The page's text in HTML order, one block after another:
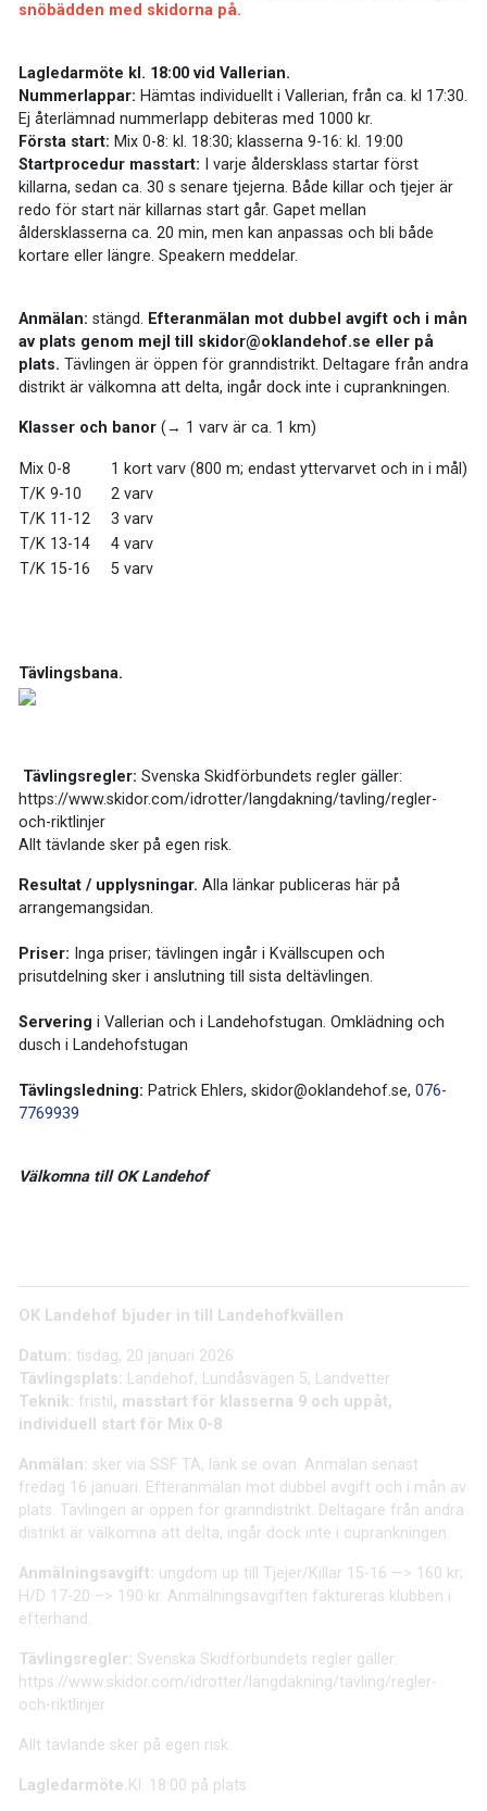
snöbädden med skidorna på.
Lagledarmöte kl. 18:00 vid Vallerian.
Nummerlappar: Hämtas individuellt i Vallerian, från ca. kl 17:30.
Ej återlämnad nummerlapp debiteras med 1000 kr.
Första start: Mix 0-8: kl. 18:30; klasserna 9-16: kl. 19:00
Startprocedur masstart:
I varje åldersklass startar först
killarna, sedan ca. 30 s senare tjejerna. Både killar och tjejer är
redo för start när killarnas start går. Gapet mellan
åldersklasserna ca. 20 min, men kan anpassas och bli både
kortare eller längre. Speakern meddelar.
Anmälan: stängd. Efteranmälan mot dubbel avgift och i mån
av plats genom mejl till skidor@oklandehof.se eller på
plats. Tävlingen är öppen för granndistrikt. Deltagare från andra
distrikt är välkomna att delta, ingår dock inte i cuprankningen.
Klasser och banor (→ 1 varv är ca. 1 km)
Mix 0-8
1 kort varv (800 m; endast yttervarvet och in i mål)
T/K 9-10
2 varv
T/K 11-12
3 varv
T/K 13-14
4 varv
T/K 15-16
5 varv
Tävlingsbana.
Tävlingsregler: Svenska Skidförbundets regler gäller:
https://www.skidor.com/idrotter/langdakning/tavling/regler-
och-riktlinjer
Allt tävlande sker på egen risk.
Resultat / upplysningar. Alla länkar publiceras här på
arrangemangsidan.
Priser: Inga priser; tävlingen ingår i Kvällscupen och
prisutdelning sker i anslutning till sista deltävlingen.
Servering i Vallerian och i Landehofstugan. Omklädning och
dusch i Landehofstugan
Tävlingsledning: Patrick Ehlers, skidor@oklandehof.se, 076-
7769939
Välkomna till OK Landehof
OK Landehof bjuder in till Landehofkvällen
Datum: tisdag, 20 januari 2026
Tävlingsplats: Landehof, Lundåsvägen 5, Landvetter
Teknik: fristil , masstart för klasserna 9 och uppåt,
individuell start för Mix 0-8
Anmälan: sker via SSF TA, länk se ovan. Anmälan senast
fredag 16 januari. Efteranmälan mot dubbel avgift och i mån av
plats. Tävlingen är öppen för granndistrikt. Deltagare från andra
distrikt är välkomna att delta, ingår dock inte i cuprankningen.
Anmälningsavgift: ungdom up till Tjejer/Killar 15-16 —> 160 kr;
H/D 17-20 –> 190 kr. Anmälningsavgiften faktureras klubben i
efterhand.
Tävlingsregler: Svenska Skidförbundets regler gäller:
https://www.skidor.com/idrotter/langdakning/tavling/regler-
och-riktlinjer
Allt tävlande sker på egen risk.
Lagledarmöte.Kl. 18:00 på plats